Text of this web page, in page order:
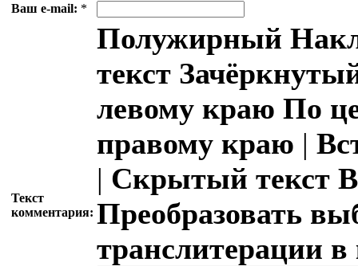
Ваш e-mail: *
Текст
комментария:
Полужирный
текст
левому краю По
правому краю |
| Скрытый текст
Преобразовать
транслитерации